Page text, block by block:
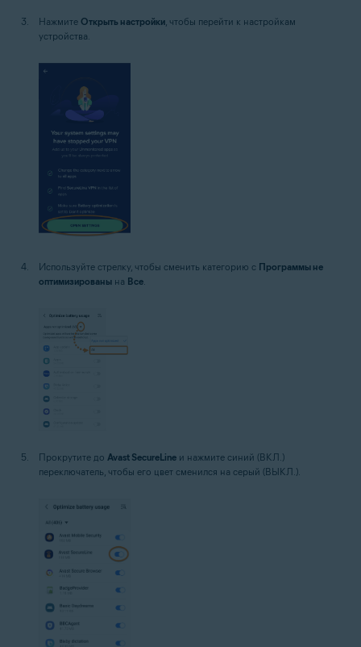
Нажмите Открыть настройки , чтобы перейти к настройкам
устройства.
Используйте стрелку, чтобы сменить категорию с Программы не
оптимизированы на Все
Прокрутите до Avast SecureLine и нажмите синий (ВКЛ.)
переключатель, чтобы его цвет сменился на серый (ВЫКЛ.).